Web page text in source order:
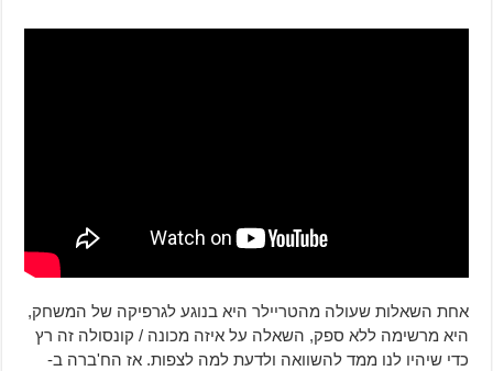
אחת השאלות שעולה מהטריילר היא בנוגע לגרפיקה של המשחק,
היא מרשימה ללא ספק, השאלה על איזה מכונה / קונסולה זה רץ
כדי שיהיו לנו ממד להשוואה ולדעת למה לצפות. אז הח'ברה ב-